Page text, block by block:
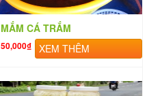
MẮM CÁ TRẮM
50,000₫ XEM THÊM